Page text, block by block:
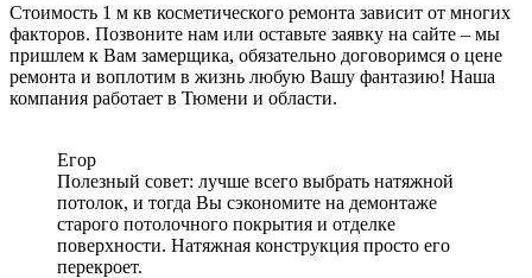
Стоимость 1 м кв косметического ремонта зависит от многих
факторов. Позвоните нам или оставьте заявку на сайте – мы
пришлем к Вам замерщика, обязательно договоримся о цене
ремонта и воплотим в жизнь любую Вашу фантазию! Наша
компания работает в Тюмени и области.
Егор
Полезный совет: лучше всего выбрать натяжной
потолок, и тогда Вы сэкономите на демонтаже
старого потолочного покрытия и отделке
поверхности. Натяжная конструкция просто его
перекроет.